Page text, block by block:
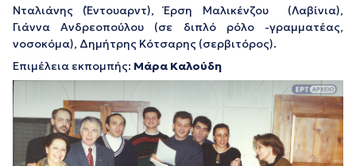
Νταλιάνης (Έντουαρντ), Έρση Μαλικένζου (Λαβίνια),
Γιάννα Ανδρεοπούλου (σε διπλό ρόλο -γραμματέας,
νοσοκόμα), Δημήτρης Κότσαρης (σερβιτόρος).
Επιμέλεια εκπομπής: Μάρα Καλούδη